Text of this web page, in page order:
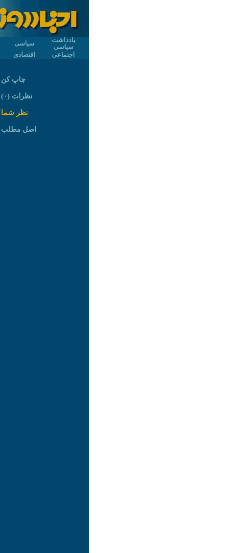
یادداشت
سیاسی
سیاسی
اجتماعی
اقتصادی
چاپ کن
نظرات (۰)
نظر شما
اصل مطلب